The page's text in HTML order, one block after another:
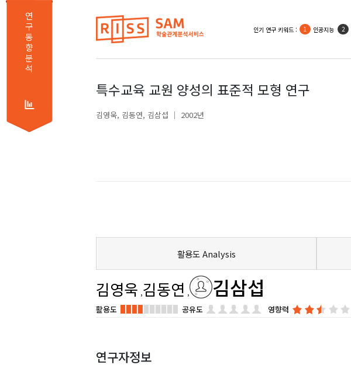
연
구
동
향
분
석
인기 활용 키워드 : 우울
특수교육 교원 양성의 표준적 모형 연구
김영욱 김동연 김삼섭 2002년
활용도 Analysis
김영욱 김동연 김삼섭
활용도 공유도 영향력
연구자정보